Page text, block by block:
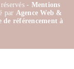
- Mentions
par Agence Web &
de référencement à